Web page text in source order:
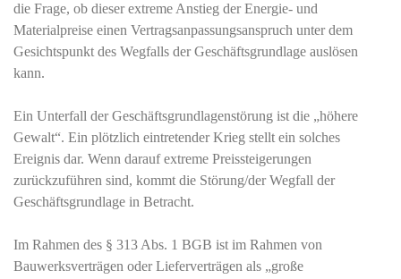
die Frage, ob dieser extreme Anstieg der Energie- und
Materialpreise einen Vertragsanpassungsanspruch unter dem
Gesichtspunkt des Wegfalls der Geschäftsgrundlage auslösen
kann.
Ein Unterfall der Geschäftsgrundlagenstörung ist die „höhere
Gewalt“. Ein plötzlich eintretender Krieg stellt ein solches
Ereignis dar. Wenn darauf extreme Preissteigerungen
zurückzuführen sind, kommt die Störung/der Wegfall der
Geschäftsgrundlage in Betracht.
Im Rahmen des § 313 Abs. 1 BGB ist im Rahmen von
Bauwerksverträgen oder Lieferverträgen als „große